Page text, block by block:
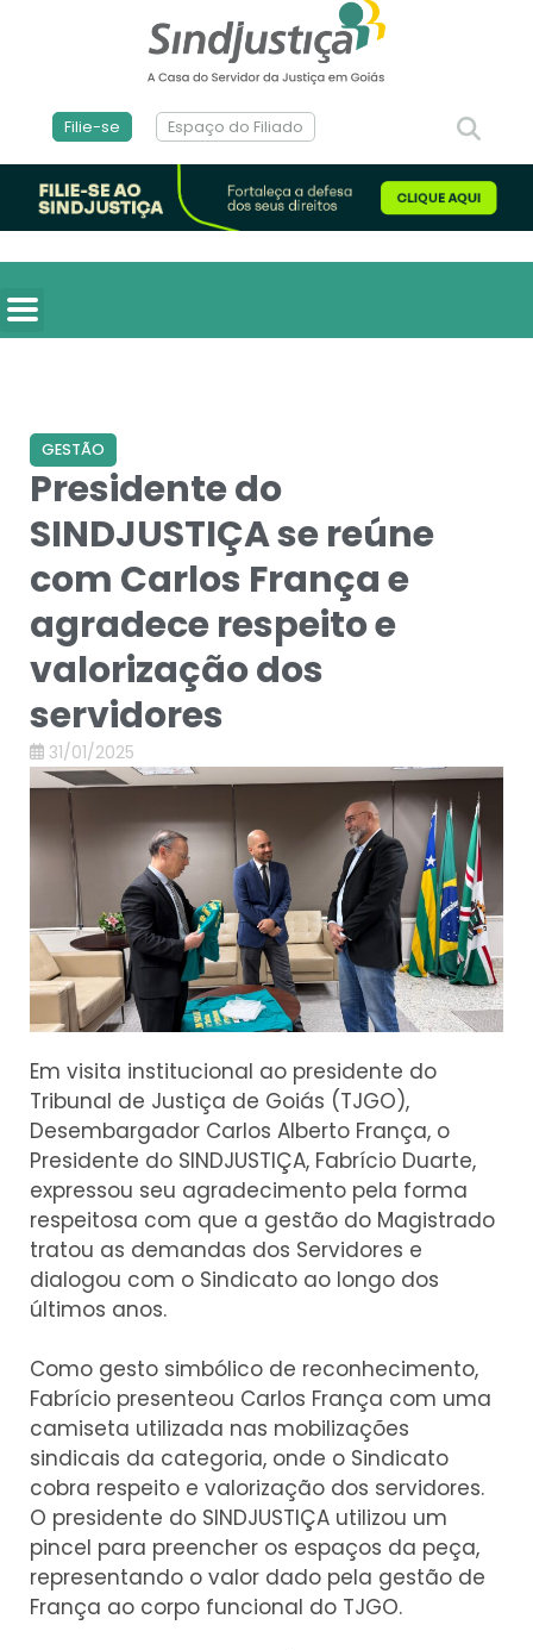
Filie-se Espaço do Filiado
GESTÃO
Presidente do
SINDJUSTIÇA se reúne
com Carlos França e
agradece respeito e
valorização dos
servidores
31/01/2025
Em visita institucional ao presidente do
Tribunal de Justiça de Goiás (TJGO),
Desembargador Carlos Alberto França, o
Presidente do SINDJUSTIÇA, Fabrício Duarte,
expressou seu agradecimento pela forma
respeitosa com que a gestão do Magistrado
tratou as demandas dos Servidores e
dialogou com o Sindicato ao longo dos
últimos anos.
Como gesto simbólico de reconhecimento,
Fabrício presenteou Carlos França com uma
camiseta utilizada nas mobilizações
sindicais da categoria, onde o Sindicato
cobra respeito e valorização dos servidores.
O presidente do SINDJUSTIÇA utilizou um
pincel para preencher os espaços da peça,
representando o valor dado pela gestão de
França ao corpo funcional do TJGO.